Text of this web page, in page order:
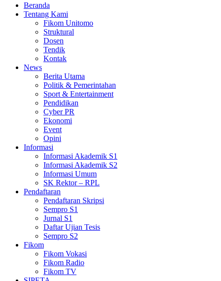
Beranda
Tentang Kami
Fikom Unitomo
Struktural
Dosen
Tendik
Kontak
News
Berita Utama
Politik & Pemerintahan
Sport & Entertainment
Pendidikan
Cyber PR
Ekonomi
Event
Opini
Informasi
Informasi Akademik S1
Informasi Akademik S2
Informasi Umum
SK Rektor – RPL
Pendaftaran
Pendaftaran Skripsi
Sempro S1
Jurnal S1
Daftar Ujian Tesis
Sempro S2
Fikom
Fikom Vokasi
Fikom Radio
Fikom TV